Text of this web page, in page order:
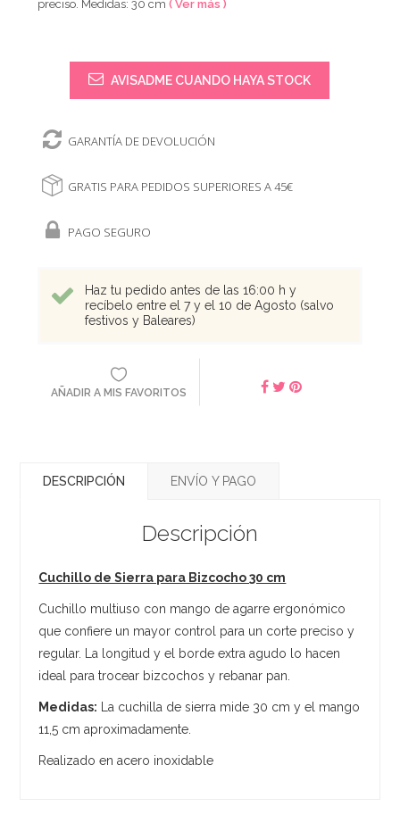
preciso. Medidas: 30 cm( Ver más )
AVISADME CUANDO HAYA STOCK
GARANTÍA DE DEVOLUCIÓN
GRATIS PARA PEDIDOS SUPERIORES A 45€
PAGO SEGURO
Haz tu pedido antes de las 16:00 h y
recíbelo entre el 7 y el 10 de Agosto (salvo
festivos y Baleares)
AÑADIR A MIS FAVORITOS
DESCRIPCIÓN ENVÍO Y PAGO
Descripción
Cuchillo de Sierra para Bizcocho 30 cm
Cuchillo multiuso con mango de agarre ergonómico
que confiere un mayor control para un corte preciso y
regular. La longitud y el borde extra agudo lo hacen
ideal para trocear bizcochos y rebanar pan.
Medidas: La cuchilla de sierra mide 30 cm y el mango
11,5 cm aproximadamente.
Realizado en acero inoxidable